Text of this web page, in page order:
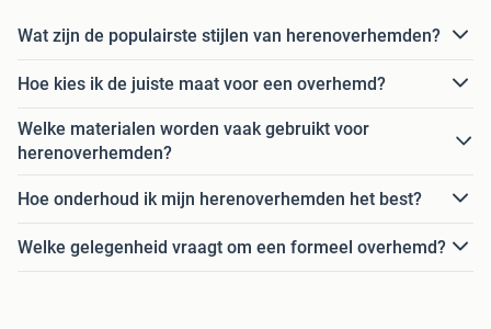
Wat zijn de populairste stijlen van herenoverhemden?
Hoe kies ik de juiste maat voor een overhemd?
Welke materialen worden vaak gebruikt voor
herenoverhemden?
Hoe onderhoud ik mijn herenoverhemden het best?
Welke gelegenheid vraagt om een formeel overhemd?